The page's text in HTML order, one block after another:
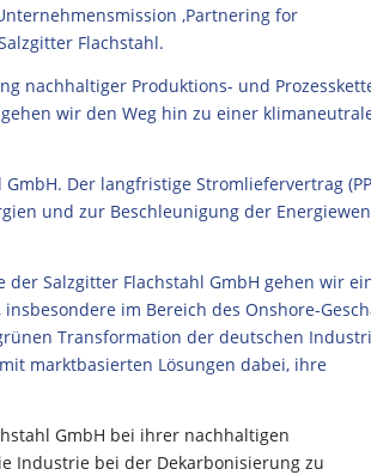
‚Partnering for
Flachstahl.
nachhaltiger Produktions- und
wir den Weg hin zu einer
Der langfristige Stromliefervertrag
und zur Beschleunigung der
Salzgitter Flachstahl GmbH gehen wir
im Bereich des Onshore-
Transformation der deutschen
marktbasierten Lösungen dabei, ihre
GmbH bei ihrer nachhaltigen
Industrie bei der Dekarbonisierung zu